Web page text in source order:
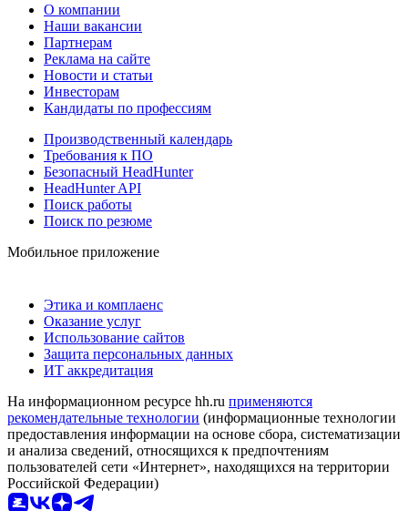
О компании
Наши вакансии
Партнерам
Реклама на сайте
Новости и статьи
Инвесторам
Кандидаты по профессиям
Производственный календарь
Требования к ПО
Безопасный HeadHunter
HeadHunter API
Поиск работы
Поиск по резюме
Мобильное приложение
Этика и комплаенс
Оказание услуг
Использование сайтов
Защита персональных данных
ИТ аккредитация
На информационном ресурсе hh.ru применяются
рекомендательные технологии (информационные технологии
предоставления информации на основе сбора, систематизации
и анализа сведений, относящихся к предпочтениям
пользователей сети «Интернет», находящихся на территории
Российской Федерации)